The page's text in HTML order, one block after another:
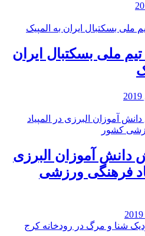
تیم ملی بسکتبال ایران
آموزان البرزی
فرهنگی ورزشی